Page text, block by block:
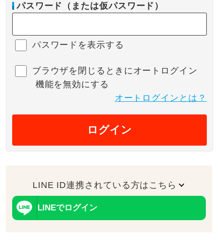
パスワード（または仮パスワード）
パスワードを表示する
ブラウザを閉じるときにオートログイン
機能を無効にする
オートログインとは？
ログイン
LINE ID連携されている方はこちら
LINEでログイン